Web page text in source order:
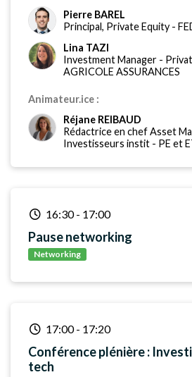
Pierre BAREL
Principal, Private Equity -
Lina TAZI
Investment Manager -
AGRICOLE ASSURANCES
Animateur.ice :
Réjane REIBAUD
Rédactrice en chef Asset
Investisseurs instit - PE et
16:30- 17:00
Pause networking
Networking
17:00- 17:20
Conférence plénière :
tech